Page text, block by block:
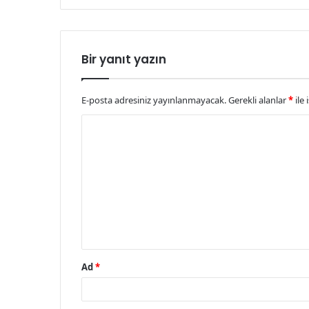
Bir yanıt yazın
E-posta adresiniz yayınlanmayacak.Gerekli alanlar* ile
Ad*